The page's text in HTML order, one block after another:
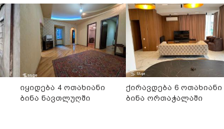
იყიდება 4 ოთახიანი
ბინა ნავთლუღში
ქირავდება 6 ოთახიანი
ბინა ორთაჭალაში